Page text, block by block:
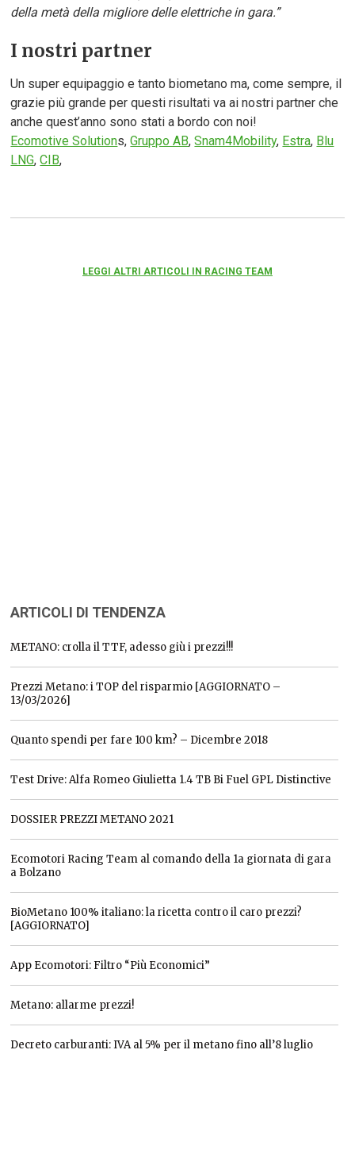
della metà della migliore delle elettriche in gara.”
I nostri partner
Un super equipaggio e tanto biometano ma, come sempre, il
grazie più grande per questi risultati va ai nostri partner che
anche quest’anno sono stati a bordo con noi!
Ecomotive Solutions,Gruppo AB,Snam4Mobility, Estra, Blu
LNG,CIB,
LEGGI ALTRI ARTICOLI IN RACING TEAM
ARTICOLI DI TENDENZA
METANO: crolla il TTF, adesso giù i prezzi!!!
Prezzi Metano: i TOP del risparmio [AGGIORNATO –
13/03/2026]
Quanto spendi per fare 100 km? – Dicembre 2018
Test Drive: Alfa Romeo Giulietta 1.4 TB Bi Fuel GPL Distinctive
DOSSIER PREZZI METANO 2021
Ecomotori Racing Team al comando della 1a giornata di gara
a Bolzano
BioMetano 100% italiano: la ricetta contro il caro prezzi?
[AGGIORNATO]
App Ecomotori: Filtro “Più Economici”
Metano: allarme prezzi!
Decreto carburanti: IVA al 5% per il metano fino all’8 luglio